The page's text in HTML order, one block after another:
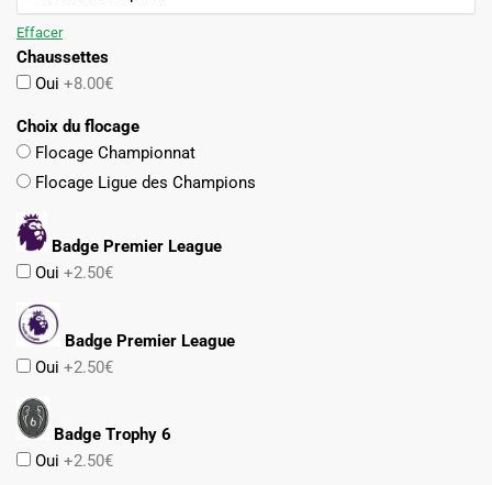
Effacer
Chaussettes
Oui +8.00€
Choix du flocage
Flocage Championnat
Flocage Ligue des Champions
Badge Premier League
Oui +2.50€
Badge Premier League
Oui +2.50€
Badge Trophy 6
Oui +2.50€